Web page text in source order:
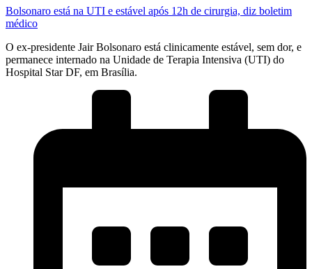
Bolsonaro está na UTI e estável após 12h de cirurgia, diz boletim
médico
O ex-presidente Jair Bolsonaro está clinicamente estável, sem dor, e
permanece internado na Unidade de Terapia Intensiva (UTI) do
Hospital Star DF, em Brasília.